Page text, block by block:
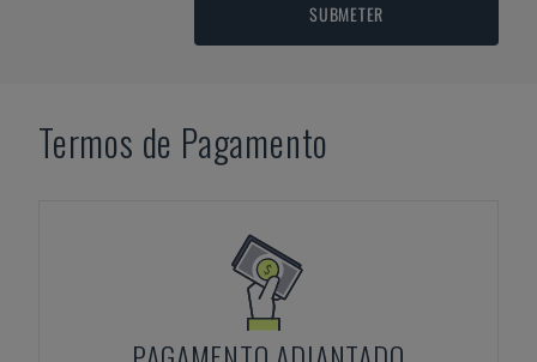
SUBMETER
Termos de Pagamento